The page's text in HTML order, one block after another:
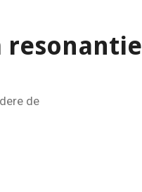
resonantie
de